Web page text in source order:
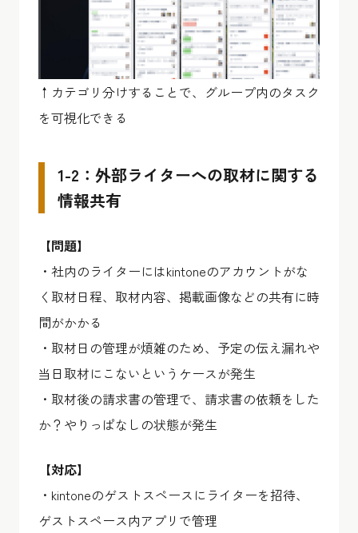
↑カテゴリ分けすることで、グループ内のタスク
を可視化できる
1-2：外部ライターへの取材に関する
情報共有
【問題】
・社内のライターにはkintoneのアカウントがな
く取材日程、取材内容、掲載画像などの共有に時
間がかかる
・取材日の管理が煩雑のため、予定の伝え漏れや
当日取材にこないというケースが発生
・取材後の請求書の管理で、請求書の依頼をした
か？やりっぱなしの状態が発生
【対応】
・kintoneのゲストスペースにライターを招待、
ゲストスペース内アプリで管理